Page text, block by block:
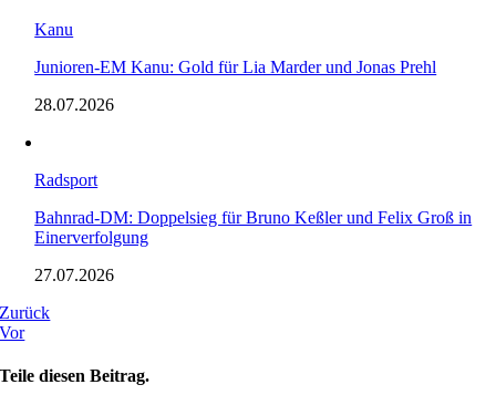
Kanu
Junioren-EM Kanu: Gold für Lia Marder und Jonas Prehl
28.07.2026
Radsport
Bahnrad-DM: Doppelsieg für Bruno Keßler und Felix Groß in
Einerverfolgung
27.07.2026
Zurück
Vor
Teile diesen Beitrag.